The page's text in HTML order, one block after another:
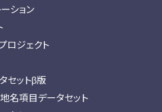
ション
ロジェクト
セットβ版
名項目データセット